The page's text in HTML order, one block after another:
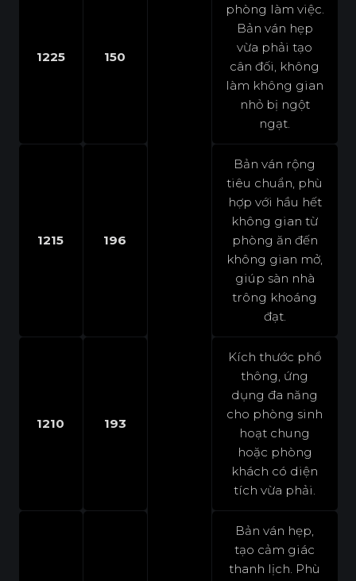
1225 150
phòng làm việc.
Bản ván hẹp
vừa phải tạo
cân đối, không
làm không gian
nhỏ bị ngột
ngạt.
1215 196
Bản ván rộng
tiêu chuẩn, phù
hợp với hầu hết
không gian từ
phòng ăn đến
không gian mở,
giúp sàn nhà
trông khoáng
đạt.
1210 193
Kích thước phổ
thông, ứng
dụng đa năng
cho phòng sinh
hoạt chung
hoặc phòng
khách có diện
tích vừa phải.
Bản ván hẹp,
tạo cảm giác
thanh lịch. Phù